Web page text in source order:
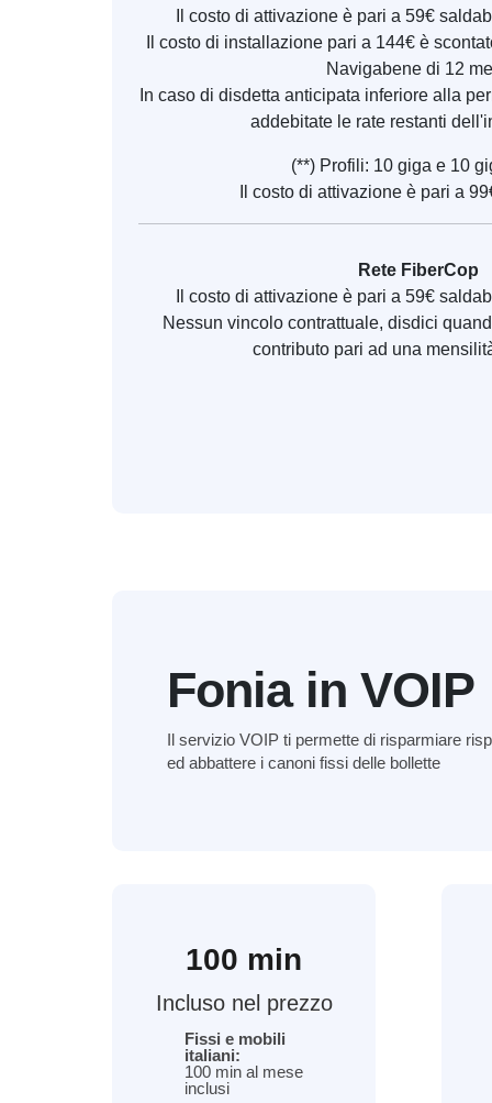
Il costo di attivazione è pari a 59€
Il costo di installazione pari a 144€ è
Navigabene di 12
In caso di disdetta anticipata inferiore alla
addebitate le rate restanti
(**) Profili: 10 giga e 10
Il costo di attivazione è pari a
Rete FiberCop
Il costo di attivazione è pari a 59€
Nessun vincolo contrattuale, disdici
contributo pari ad una
Fonia in VOIP
Il servizio VOIP ti permette di risparmiare
ed abbattere i canoni fissi delle bollette
100 min
Incluso nel prezzo
Fissi e mobili
italiani:
100 min al mese
inclusi